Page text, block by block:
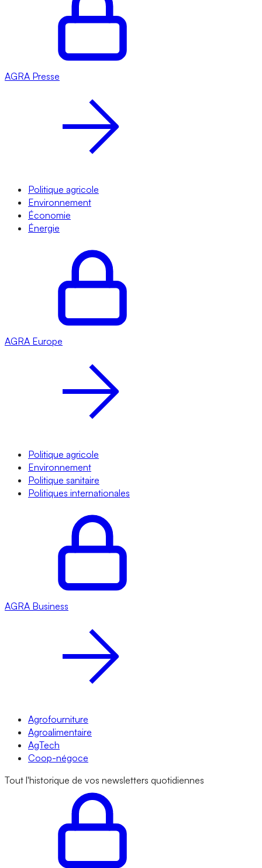
AGRA Presse
Politique agricole
Environnement
Économie
Énergie
AGRA Europe
Politique agricole
Environnement
Politique sanitaire
Politiques internationales
AGRA Business
Agrofourniture
Agroalimentaire
AgTech
Coop-négoce
Tout l'historique de vos newsletters quotidiennes